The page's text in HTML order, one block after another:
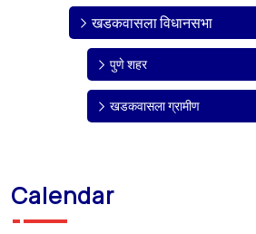
खडकवासला विधानसभा
पुणे शहर
खडकवासला ग्रामीण
Calendar